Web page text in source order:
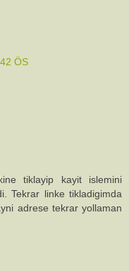
ÖS
tiklayip kayit islemini
Tekrar linke tikladigimda
adrese tekrar yollaman